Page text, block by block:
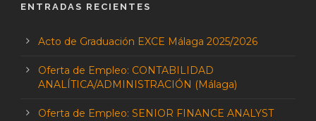
ENTRADAS RECIENTES
Acto de Graduación EXCE Málaga 2025/2026
Oferta de Empleo: CONTABILIDAD
ANALÍTICA/ADMINISTRACIÓN (Málaga)
Oferta de Empleo: SENIOR FINANCE ANALYST